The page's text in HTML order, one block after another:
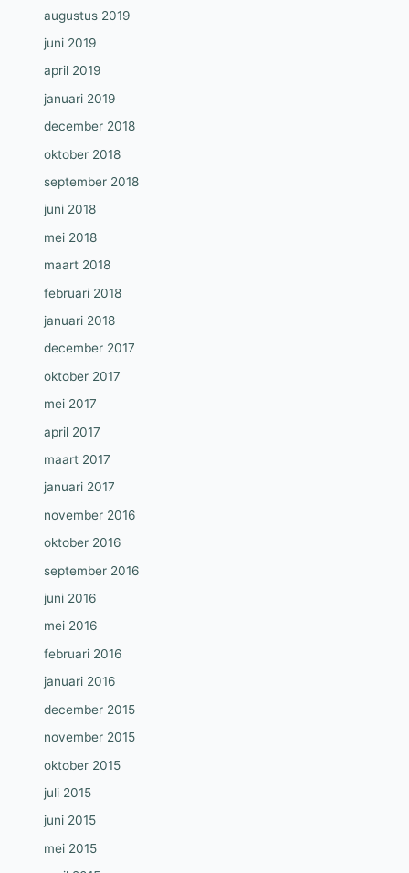
augustus 2019
juni 2019
april 2019
januari 2019
december 2018
oktober 2018
september 2018
juni 2018
mei 2018
maart 2018
februari 2018
januari 2018
december 2017
oktober 2017
mei 2017
april 2017
maart 2017
januari 2017
november 2016
oktober 2016
september 2016
juni 2016
mei 2016
februari 2016
januari 2016
december 2015
november 2015
oktober 2015
juli 2015
juni 2015
mei 2015